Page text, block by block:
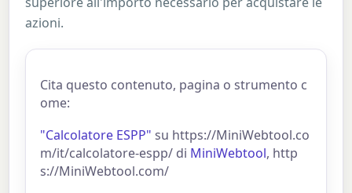
azioni.
Cita questo contenuto, pagina o strumento c
ome:
"Calcolatore ESPP" su https://MiniWebtool.co
m/it/calcolatore-espp/ di MiniWebtool, http
s://MiniWebtool.com/